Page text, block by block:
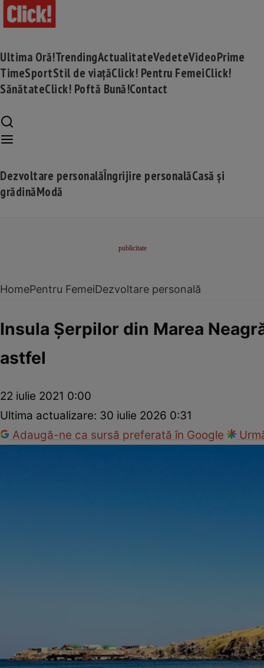
Ultima Oră!TrendingActualitateVedeteVideoPrime
TimeSportStil de viațăClick! Pentru FemeiClick!
SănătateClick! Poftă Bună!Contact
Dezvoltare personalăÎngrijire personalăCasă și
grădinăModă
HomePentru FemeiDezvoltare personală
Insula Şerpilor din Marea
astfel
22 iulie 2021 0:00
Ultima actualizare: 30 iulie 2026 0:31
Adaugă-ne ca sursă preferată în Google